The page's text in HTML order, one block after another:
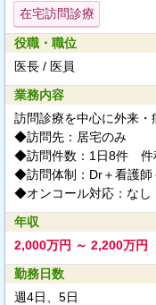
在宅訪問診療
役職・職位
医長 / 医員
業務内容
訪問診療を中心に外来・
◆訪問先：居宅のみ
◆訪問件数：1日8件 件
◆訪問体制：Dr＋看護師
◆オンコール対応：なし
年収
2,000万円 ～ 2,200万円
勤務日数
週4日、5日